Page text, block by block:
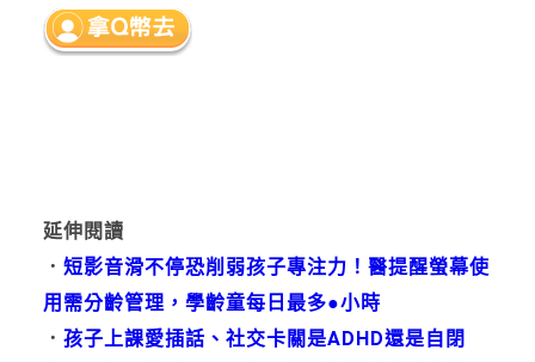
延伸閱讀
． 短影音滑不停恐削弱孩子專注力！醫提醒螢幕使
用需分齡管理，學齡童每日最多●小時
． 孩子上課愛插話、社交卡關是ADHD還是自閉